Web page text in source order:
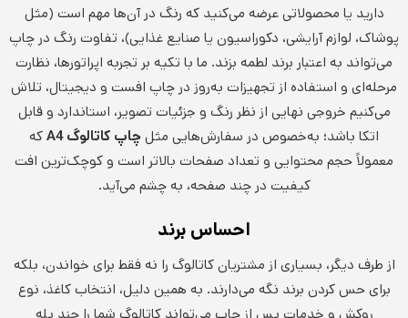
دارید یا محصولاتی عرضه می‌کنید که رنگ در آن‌ها مهم است (مثل
پوشاک، لوازم آرایشی، دکوراسیون یا صنایع غذایی)، تفاوت رنگ در چاپ
می‌تواند به اعتبار برند لطمه بزند. ما با تکیه بر تجربه اپراتورها، نظارت
مرحله‌ای و استفاده از تجهیزات به‌روز در چاپ افست و دیجیتال، تلاش
می‌کنیم خروجی نهایی از نظر رنگ و جزئیات تصویر، استاندارد و قابل
اتکا باشد؛ به‌خصوص در سفارش‌هایی مثلچاپ کاتالوگA4که
معمولاً حجم محتوایی و تعداد صفحات بالاتر است و کوچک‌ترین افت
کیفیت در چند صفحه، به چشم می‌آید.
احساس برند
از طرف دیگر، بسیاری از مشتریان کاتالوگ را نه فقط برای خواندن، بلکه
برای حس کردن برند نگه می‌دارند. به همین دلیل، انتخاب کاغذ، نوع